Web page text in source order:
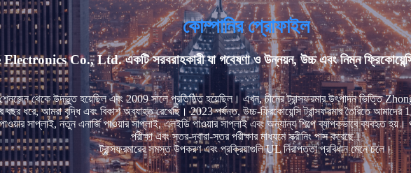
কোম্পানির প্রোফাইল
Co., Ltd. একটি সরবরাহকারী যা গবেষণা ও উন্নয়ন, উচ্চ এবং নিম্ন ফ্রিকোয়েন্সি
শেনজেন থেকে উদ্ভূত হয়েছিল এবং 2009 সালে প্রতিষ্ঠিত হয়েছিল। এখন, চীনের ট্রান্সফরমার উৎপাদন ভিত্তি
ধরে, আমরা বৃদ্ধি এবং বিকাশ অব্যাহত রেখেছি। 2023 পর্যন্ত, উচ্চ-ফ্রিকোয়েন্সি ট্রান্সফরমার তৈরিতে আমাদের
পাওয়ার সাপ্লাই, নতুন এনার্জি পাওয়ার সাপ্লাই, এলইডি পাওয়ার সাপ্লাই এবং অন্যান্য শিল্পে ব্যাপকভাবে
পরীক্ষা এবং স্তর-দ্বারা-স্তর পরীক্ষার মাধ্যমে স্ক্রীনিং পাস করেছে।
ট্রান্সফরমারের সমস্ত উপকরণ এবং প্রক্রিয়াগুলি UL নিরাপত্তা প্রবিধান মেনে চলে।